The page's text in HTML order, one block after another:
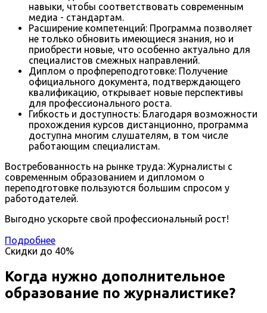
навыки, чтобы соответствовать современным
медиа - стандартам.
Расширение компетенций: Программа позволяет
не только обновить имеющиеся знания, но и
приобрести новые, что особенно актуально для
специалистов смежных направлений.
Диплом о профпереподготовке: Получение
официального документа, подтверждающего
квалификацию, открывает новые перспективы
для профессионального роста.
Гибкость и доступность: Благодаря возможности
прохождения курсов дистанционно, программа
доступна многим слушателям, в том числе
работающим специалистам.
Востребованность на рынке труда: Журналисты с
современным образованием и дипломом о
переподготовке пользуются большим спросом у
работодателей.
Выгодно ускорьте свой профессиональный рост!
Подробнее
Скидки до 40%
Когда нужно дополнительное
образование по журналистике?